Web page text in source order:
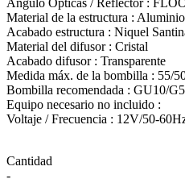
Material de la estructura : Aluminio
Acabado estructura : Niquel
Material del difusor : Cristal
Acabado difusor : Transparente
Medida máx. de la bombilla : 55/
Bombilla recomendada : GU10/
Equipo necesario no incluido :
Voltaje / Frecuencia : 12V/50-
Cantidad
-